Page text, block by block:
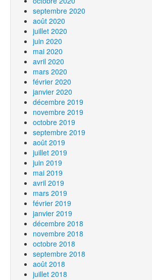
septembre 2020
août 2020
juillet 2020
juin 2020
mai 2020
avril 2020
mars 2020
février 2020
janvier 2020
décembre 2019
novembre 2019
octobre 2019
septembre 2019
août 2019
juillet 2019
juin 2019
mai 2019
avril 2019
mars 2019
février 2019
janvier 2019
décembre 2018
novembre 2018
octobre 2018
septembre 2018
août 2018
juillet 2018